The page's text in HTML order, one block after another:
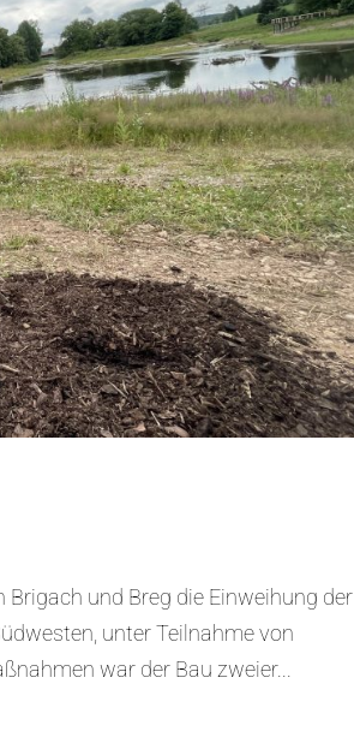
und Breg die Einweihung der
unter Teilnahme von
war der Bau zweier...